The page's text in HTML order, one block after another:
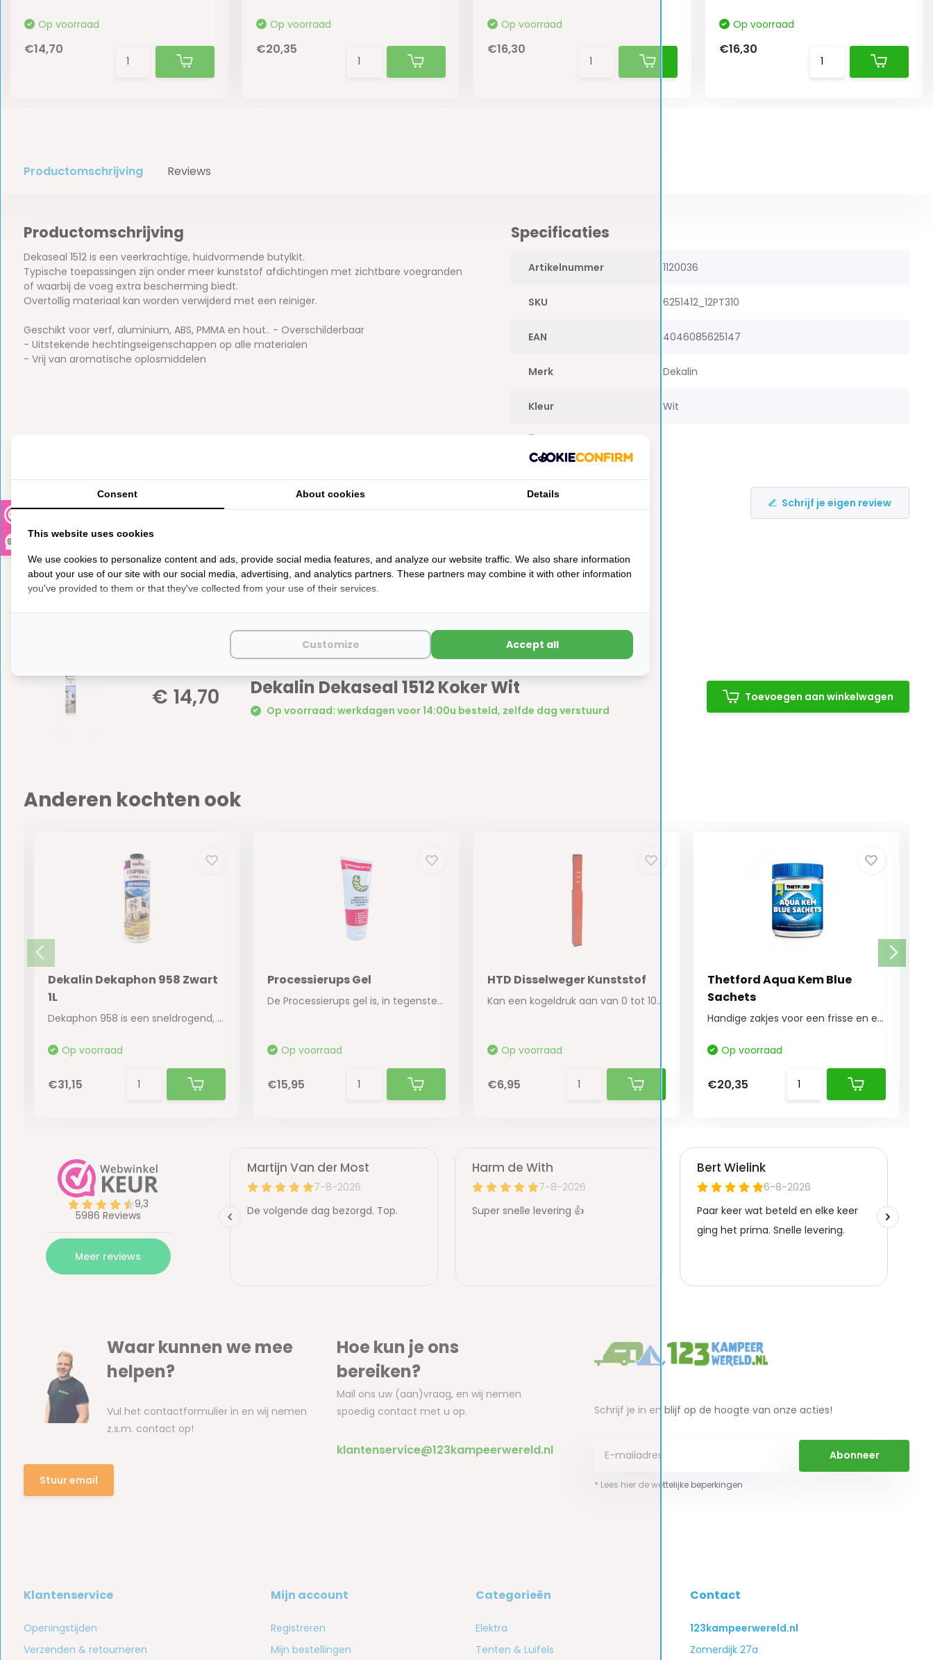
9,3
Op voorraad
€14,70
Op voorraad
€20,35
Op voorraad
€16,30
Op voorraad
€16,30
Productomschrijving Reviews
Productomschrijving
Dekaseal 1512 is een veerkrachtige, huidvormende butylkit.
Typische toepassingen zijn onder meer kunststof afdichtingen met zichtbare voegranden
of waarbij de voeg extra bescherming biedt.
Overtollig materiaal kan worden verwijderd met een reiniger.
Geschikt voor verf, aluminium, ABS, PMMA en hout.. - Overschilderbaar
- Uitstekende hechtingseigenschappen op alle materialen
- Vrij van aromatische oplosmiddelen
Specificaties
Artikelnummer 1120036
SKU 6251412_12PT310
EAN 4046085625147
Merk Dekalin
Kleur Wit
Toon meer
Schrijf je eigen review
Er zijn nog geen reviews geschreven over dit product..
€ 14,70 Dekalin Dekaseal 1512 Koker Wit
Op voorraad: werkdagen voor 14:00u besteld, zelfde dag verstuurd
Toevoegen aan winkelwagen
Anderen kochten ook
Dekalin Dekaphon 958 Zwart
1L
Dekaphon 958 is een sneldrogend, waterig produ...
Op voorraad
€31,15
Processierups Gel
De Processierups gel is, in tegenstelling tot ...
Op voorraad
€15,95
HTD Disselweger Kunststof
Kan een kogeldruk aan van 0 tot 100kg.
Op voorraad
€6,95
Thetford Aqua Kem Blue
Sachets
Handige zakjes voor een frisse en eenvoudig te...
Op voorraad
€20,35
Waar kunnen we mee
helpen?
Vul het contactformulier in en wij nemen
z.s.m. contact op!
Stuur email
Hoe kun je ons
bereiken?
Mail ons uw (aan)vraag, en wij nemen
spoedig contact met u op.
klantenservice@123kampeerwereld.nl
Schrijf je in en blijf op de hoogte van onze acties!
Abonneer
* Lees hier de wettelijke beperkingen
Klantenservice
Openingstijden
Verzenden & retourneren
Mijn account
Registreren
Mijn bestellingen
Categorieën
Elektra
Tenten & Luifels
Contact
123kampeerwereld.nl
Zomerdijk 27a
Consent About cookies Details
This website uses cookies
We use cookies to personalize content and ads, provide social media features, and analyze our website traffic. We also share information
about your use of our site with our social media, advertising, and analytics partners. These partners may combine it with other information
you've provided to them or that they've collected from your use of their services.
Customize Accept all